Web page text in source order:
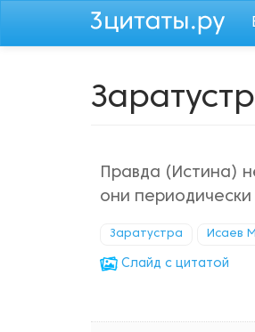
Правда (Истина)
они
Заратустра Исаев
Cлайд с цитатой